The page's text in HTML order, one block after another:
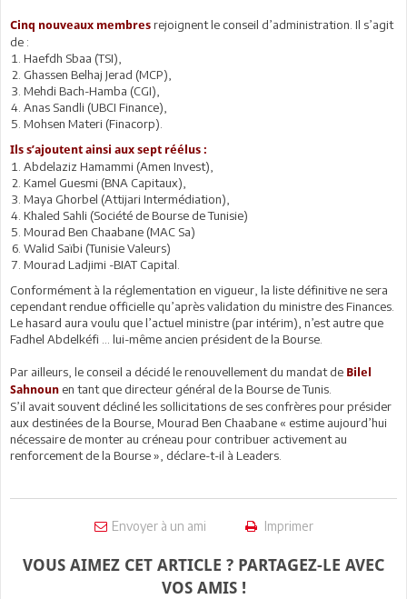
Cinq nouveaux membres rejoignent le conseil d’administration. Il s’agit
de :
Haefdh Sbaa (TSI),
Ghassen Belhaj Jerad (MCP),
Mehdi Bach-Hamba (CGI),
Anas Sandli (UBCI Finance),
Mohsen Materi (Finacorp).
Ils s’ajoutent ainsi aux sept réélus :
Abdelaziz Hamammi (Amen Invest),
Kamel Guesmi (BNA Capitaux),
Maya Ghorbel (Attijari Intermédiation),
Khaled Sahli (Société de Bourse de Tunisie)
Mourad Ben Chaabane (MAC Sa)
Walid Saïbi (Tunisie Valeurs)
Mourad Ladjimi -BIAT Capital.
Conformément à la réglementation en vigueur, la liste définitive ne sera
cependant rendue officielle qu’après validation du ministre des Finances.
Le hasard aura voulu que l’actuel ministre (par intérim), n’est autre que
Fadhel Abdelkéfi ... lui-même ancien président de la Bourse.
Par ailleurs, le conseil a décidé le renouvellement du mandat de Bilel
Sahnoun en tant que directeur général de la Bourse de Tunis.
S’il avait souvent décliné les sollicitations de ses confrères pour présider
aux destinées de la Bourse, Mourad Ben Chaabane « estime aujourd’hui
nécessaire de monter au créneau pour contribuer activement au
renforcement de la Bourse », déclare-t-il à Leaders.
Envoyer à un ami Imprimer
VOUS AIMEZ CET ARTICLE ? PARTAGEZ-LE AVEC
VOS AMIS !